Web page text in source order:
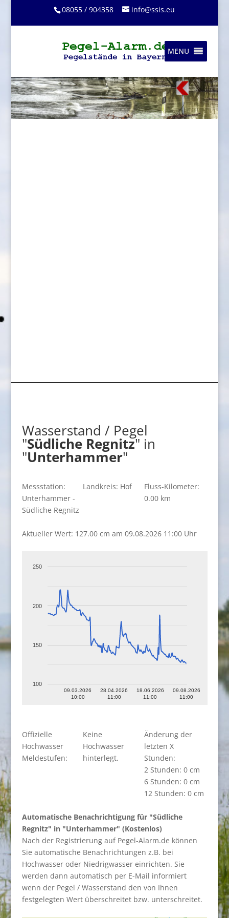
08055 / 904358 info@ssis.eu
MENU
Wasserstand / Pegel
"Südliche Regnitz" in
"Unterhammer"
Messstation:
Unterhammer -
Südliche Regnitz
Landkreis: Hof
Fluss-Kilometer:
0.00 km
Aktueller Wert: 127.00 cm am 09.08.2026 11:00 Uhr
09.03.2026
10:00
28.04.2026
11:00
18.06.2026
11:00
09.08.2026
11:00
100
150
200
250
Offizielle
Hochwasser
Meldestufen:
Keine
Hochwasser
hinterlegt.
Änderung der
letzten X
Stunden:
2 Stunden: 0 cm
6 Stunden: 0 cm
12 Stunden: 0 cm
Automatische Benachrichtigung für "Südliche
Regnitz" in "Unterhammer" (Kostenlos)
Nach der Registrierung auf Pegel-Alarm.de können
Sie automatische Benachrichtungen z.B. bei
Hochwasser oder Niedrigwasser einrichten. Sie
werden dann automatisch per E-Mail informiert
wenn der Pegel / Wasserstand den von Ihnen
festgelegten Wert überschreitet bzw. unterschreitet.